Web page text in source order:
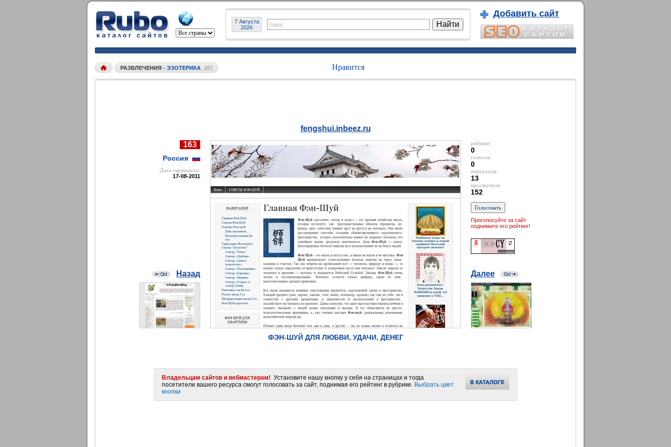
7 Августа
2026
Добавить сайт
РАЗВЛЕЧЕНИЯ • ЭЗОТЕРИКА 187 Нравится
163
Россия
Дата cкриншота:
17-08-2011
Назад
fengshui.inbeez.ru
ФЭН-ШУЙ ДЛЯ ЛЮБВИ, УДАЧИ, ДЕНЕГ
рейтинг:
0
голосов:
0
переходов:
13
просмотров:
152
Проголосуйте за сайт
поднимите его рейтинг!
Далее
Владельцам сайтов и вебмастерам! Установите нашу кнопку у себя на страницах и тогда
посетители вашего ресурса смогут голосовать за сайт, поднимая его рейтинг в рубрике. Выбрать цвет
кнопки